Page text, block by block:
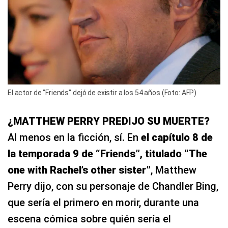
El actor de "Friends" dejó de existir a los 54 años (Foto: AFP)
¿MATTHEW PERRY PREDIJO SU MUERTE?
Al menos en la ficción, sí. En el capítulo 8 de
la temporada 9 de “Friends”, titulado “The
one with Rachel’s other sister”, Matthew
Perry dijo, con su personaje de Chandler Bing,
que sería el primero en morir, durante una
escena cómica sobre quién sería el